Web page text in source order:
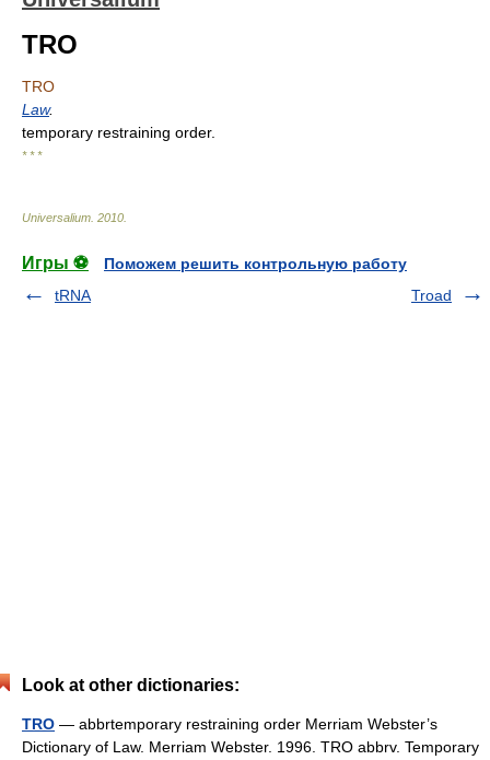
TRO
TRO
Law.
temporary restraining order.
* * *
Universalium 2010
Игры ⚽
Поможем решить контрольную работу
tRNA
Troad
Look at other dictionaries:
TRO — abbrtemporary restraining order Merriam Webster’s
Dictionary of Law. Merriam Webster. 1996. TRO abbrv. Temporary